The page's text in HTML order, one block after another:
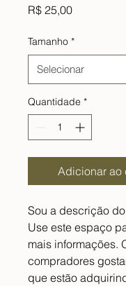
R$ 25,00Preço
Tamanho *
Quantidade *
Adicionar ao
Sou a descrição
Use este espaço
mais informações.
compradores
que estão